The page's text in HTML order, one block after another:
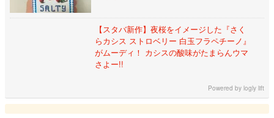
【スタバ新作】夜桜をイメージした『さく
らカシス ストロベリー 白玉フラペチーノ』
がムーディ！ カシスの酸味がたまらんウマ
さよー!!
Powered bylogly lift